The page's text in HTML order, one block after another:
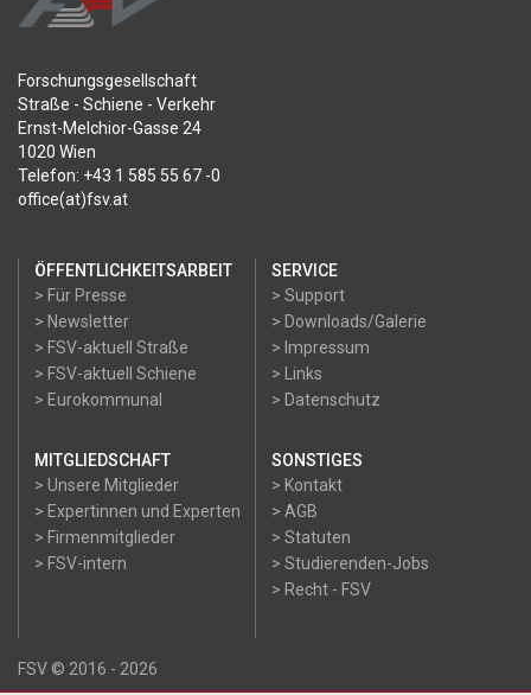
Forschungsgesellschaft
Straße - Schiene - Verkehr
Ernst-Melchior-Gasse 24
1020 Wien
Telefon: +43 1 585 55 67 -0
office(at)fsv.at
ÖFFENTLICHKEITSARBEIT
> Für Presse
> Newsletter
> FSV-aktuell Straße
> FSV-aktuell Schiene
> Eurokommunal
SERVICE
> Support
> Downloads/Galerie
> Impressum
> Links
> Datenschutz
MITGLIEDSCHAFT
> Unsere Mitglieder
> Expertinnen und Experten
> Firmenmitglieder
> FSV-intern
SONSTIGES
> Kontakt
> AGB
> Statuten
> Studierenden-Jobs
> Recht - FSV
FSV © 2016 - 2026